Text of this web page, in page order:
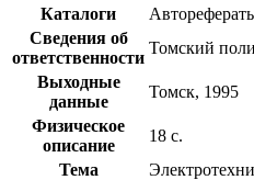
Каталоги
Сведения об
ответственности
Томский
Выходные
данные
Томск, 1995
Физическое
описание
18 с.
Тема